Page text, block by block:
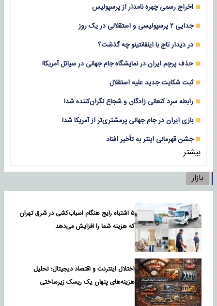
اخراج رسمی چهره نامدار از پرسپولیس
جدایی ۲ پرسپولیسی و استقلالی در یک روز
در دیدار تاج با اینفانتینو چه گذشت؟
حذف پرچم ایران در نمایشگاه جام جهانی در سیاتل آمریکا!
ثبت شکایت جدید علیه استقلال
رابطه سرد کنعانی زادگان و شجاع نگران‌کننده شد!
بازی‌ ایران در جام جهانی پرمشتری‌تر از آمریکا شد!
جشن قهرمانی اینتر به تأخیر افتاد
بیشتر
بازار
۵ اشتباه رایج هنگام اسباب‌کشی در شرق تهران
که هزینه شما را افزایش می‌دهد
اختلال اینترنت و اقتصاد دیجیتال؛ تحلیل
هزینه‌های پنهان یک ریسک زیرساختی